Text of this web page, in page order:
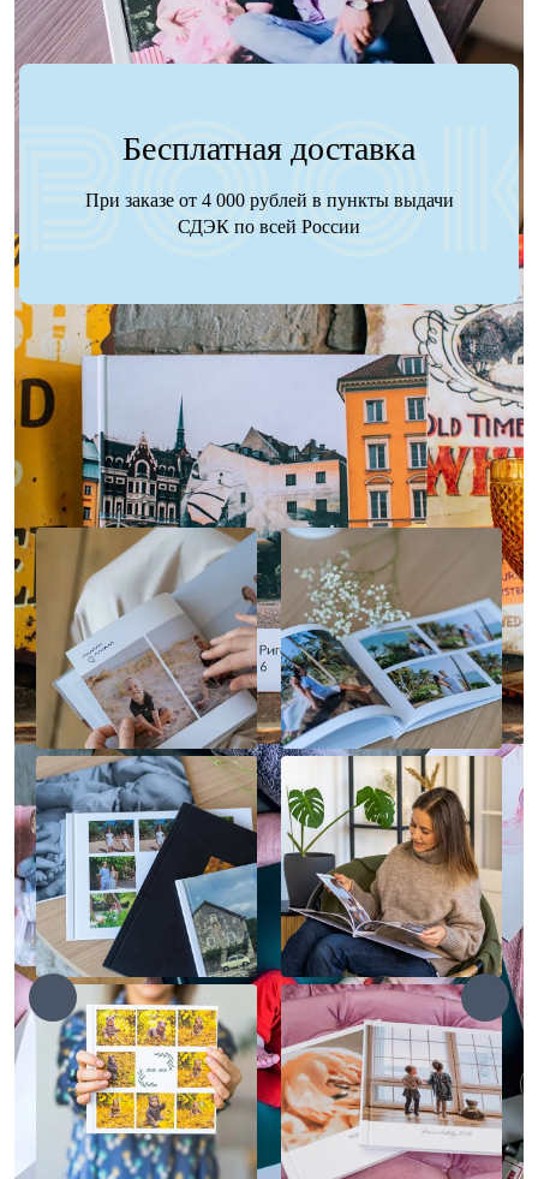
Бесплатная доставка
При заказе от 4 000 рублей в пункты выдачи
СДЭК по всей России
Наше портфолио